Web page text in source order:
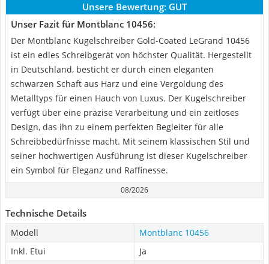
Unsere Bewertung: GUT
Unser Fazit für Montblanc 10456:
Der Montblanc Kugelschreiber Gold-Coated LeGrand 10456
ist ein edles Schreibgerät von höchster Qualität. Hergestellt
in Deutschland, besticht er durch einen eleganten
schwarzen Schaft aus Harz und eine Vergoldung des
Metalltyps für einen Hauch von Luxus. Der Kugelschreiber
verfügt über eine präzise Verarbeitung und ein zeitloses
Design, das ihn zu einem perfekten Begleiter für alle
Schreibbedürfnisse macht. Mit seinem klassischen Stil und
seiner hochwertigen Ausführung ist dieser Kugelschreiber
ein Symbol für Eleganz und Raffinesse.
08/2026
Technische Details
Modell
Montblanc 10456
Inkl. Etui
Ja